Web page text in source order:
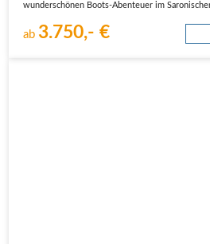
wunderschönen Boots-Abenteuer im
Einzigartige Belvelo-Momente
ab 3.750,- €